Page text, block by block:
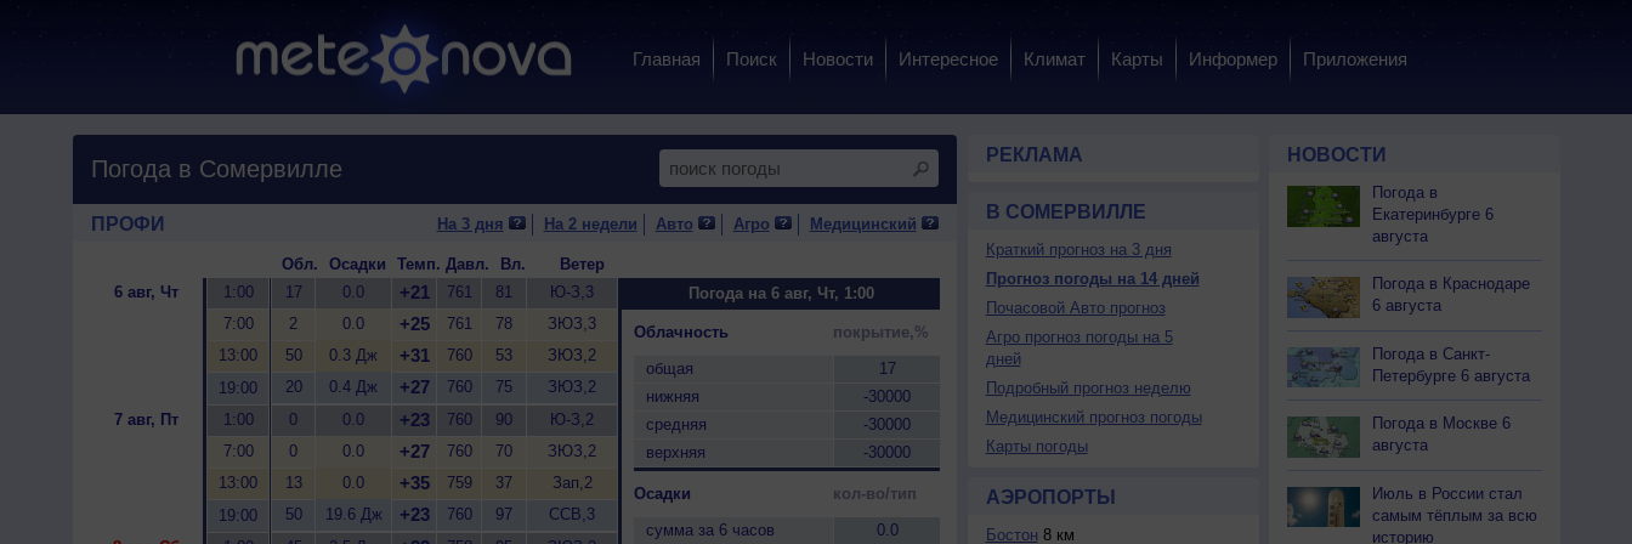
Главная Поиск Новости Интересное Климат Карты Информер Приложения
Погода в Сомервилле
ПРОФИ На 3 дня На 2 недели Авто Агро Медицинский
Обл. Осадки Темп. Давл. Вл.
Ветер
6 авг, Чт
1:00 17 0.0 +21 761 81
Ю-З,3
7:00
2 0.0 +25 761 78
ЗЮЗ,3
13:00
50 0.3 Дж +31 760 53
ЗЮЗ,2
19:00
20 0.4 Дж +27 760 75
ЗЮЗ,2
7 авг, Пт
1:00 0 0.0 +23 760 90
Ю-З,2
7:00
0 0.0 +27 760 70
ЗЮЗ,2
13:00
13 0.0 +35 759 37
Зап,2
19:00
50 19.6 Дж +23 760 97
ССВ,3
Погода на 6 авг, Чт, 1:00
Облачность
покрытие,%
общая
17
нижняя
-30000
средняя
-30000
верхняя
-30000
Осадки
кол-во/тип
сумма за 6 часов
0.0
РЕКЛАМА
В СОМЕРВИЛЛЕ
Краткий прогноз на 3 дня
Прогноз погоды на 14 дней
Почасовой Авто прогноз
Агро прогноз погоды на 5
дней
Подробный прогноз неделю
Медицинский прогноз погоды
Карты погоды
АЭРОПОРТЫ
Бостон 8 км
НОВОСТИ
Погода в
Екатеринбурге 6
августа
Погода в Краснодаре
6 августа
Погода в Санкт-
Петербурге 6 августа
Погода в Москве 6
августа
Июль в России стал
самым тёплым за всю
историю